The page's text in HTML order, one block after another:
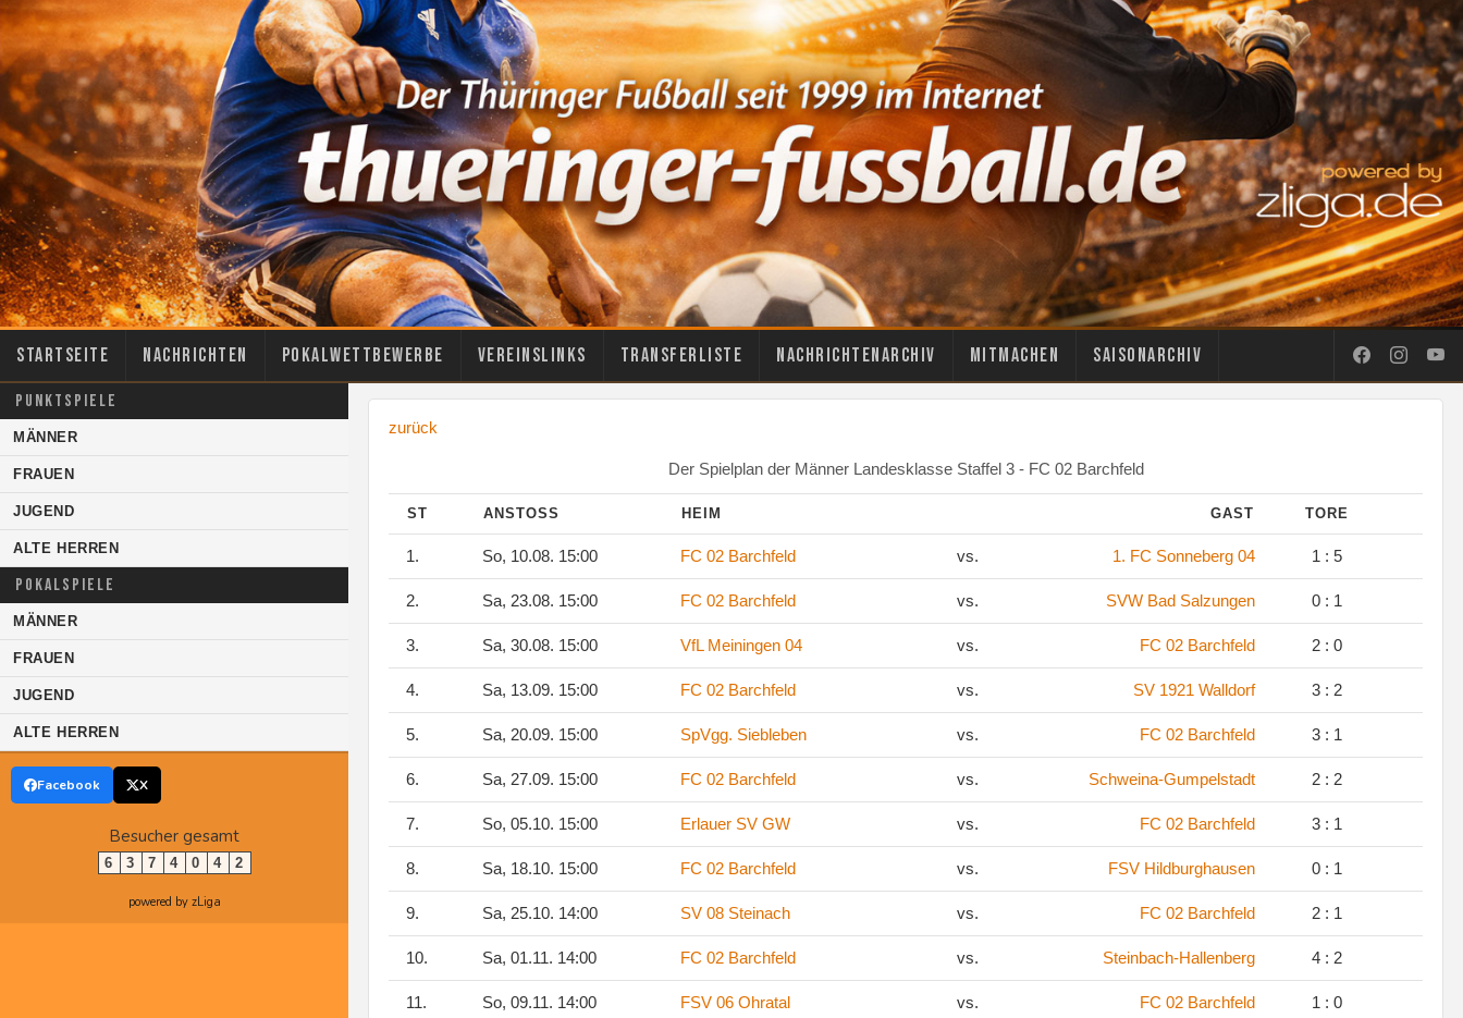
Startseite Nachrichten Pokalwettbewerbe Vereinslinks Transferliste Nachrichtenarchiv Mitmachen Saisonarchiv
PUNKTSPIELE
MÄNNER
FRAUEN
JUGEND
ALTE HERREN
POKALSPIELE
MÄNNER
FRAUEN
JUGEND
ALTE HERREN
Facebook X
Besucher gesamt
6 3 7 4 0 4 2
powered by zLiga
zurück
Der Spielplan der Männer Landesklasse Staffel 3 - FC 02 Barchfeld
ST ANSTOSS HEIM GAST TORE
1. So, 10.08. 15:00 FC 02 Barchfeld vs. 1. FC Sonneberg 04 1 : 5
2. Sa, 23.08. 15:00 FC 02 Barchfeld vs. SVW Bad Salzungen 0 : 1
3. Sa, 30.08. 15:00 VfL Meiningen 04 vs. FC 02 Barchfeld 2 : 0
4. Sa, 13.09. 15:00 FC 02 Barchfeld vs. SV 1921 Walldorf 3 : 2
5. Sa, 20.09. 15:00 SpVgg. Siebleben vs. FC 02 Barchfeld 3 : 1
6. Sa, 27.09. 15:00 FC 02 Barchfeld vs. Schweina-Gumpelstadt 2 : 2
7. So, 05.10. 15:00 Erlauer SV GW vs. FC 02 Barchfeld 3 : 1
8. Sa, 18.10. 15:00 FC 02 Barchfeld vs. FSV Hildburghausen 0 : 1
9. Sa, 25.10. 14:00 SV 08 Steinach vs. FC 02 Barchfeld 2 : 1
10. Sa, 01.11. 14:00 FC 02 Barchfeld vs. Steinbach-Hallenberg 4 : 2
11. So, 09.11. 14:00 FSV 06 Ohratal vs. FC 02 Barchfeld 1 : 0